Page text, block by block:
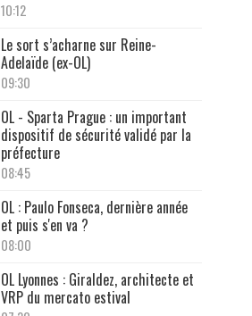
10:12
Le sort s’acharne sur Reine-
Adelaïde (ex-OL)
09:30
OL - Sparta Prague : un important
dispositif de sécurité validé par la
préfecture
08:45
OL : Paulo Fonseca, dernière année
et puis s'en va ?
08:00
OL Lyonnes : Giraldez, architecte et
VRP du mercato estival